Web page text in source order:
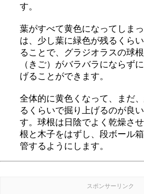
す。
葉がすべて黄色になってしま
は、少し葉に緑色が残るくら
ることで、グラジオラスの球
（きご）がバラバラにならず
げることができます。
全体的に黄色くなって、まだ
るくらいで掘り上げるのが良
す。球根は日陰でよく乾燥さ
根と木子をはずし、段ボール
管するようにします。
スポンサーリンク